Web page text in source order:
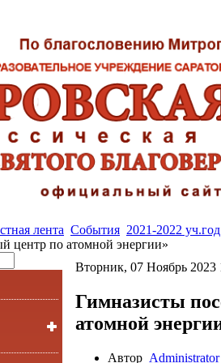
лента События 2021-2022 уч.год
центр по атомной энергии»
Вторник, 07 Ноябрь 2023
Гимназисты
атомной
Автор Administrator